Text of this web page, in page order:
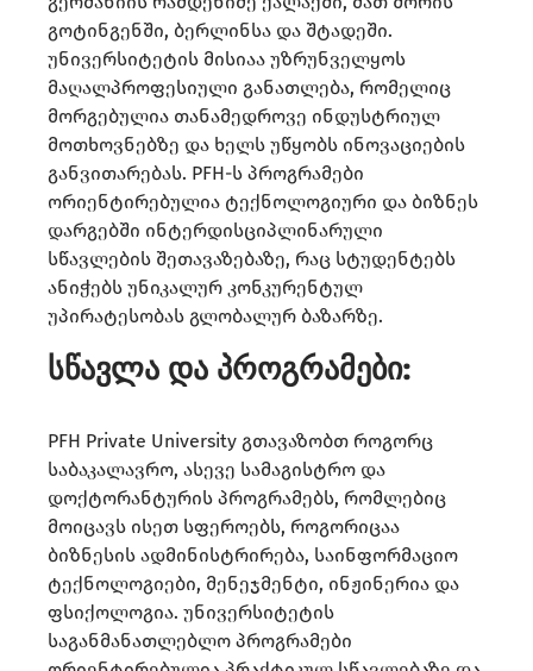
გოტინგენში, ბერლინსა და შტადეში.
უნივერსიტეტის მისიაა უზრუნველყოს
მაღალპროფესიული განათლება, რომელიც
მორგებულია თანამედროვე ინდუსტრიულ
მოთხოვნებზე და ხელს უწყობს ინოვაციების
განვითარებას. PFH-ს პროგრამები
ორიენტირებულია ტექნოლოგიური და ბიზნეს
დარგებში ინტერდისციპლინარული
სწავლების შეთავაზებაზე, რაც სტუდენტებს
ანიჭებს უნიკალურ კონკურენტულ
უპირატესობას გლობალურ ბაზარზე.
სწავლა და პროგრამები:
PFH Private University გთავაზობთ როგორც
საბაკალავრო, ასევე სამაგისტრო და
დოქტორანტურის პროგრამებს, რომლებიც
მოიცავს ისეთ სფეროებს, როგორიცაა
ბიზნესის ადმინისტრირება, საინფორმაციო
ტექნოლოგიები, მენეჯმენტი, ინჟინერია და
ფსიქოლოგია. უნივერსიტეტის
საგანმანათლებლო პროგრამები